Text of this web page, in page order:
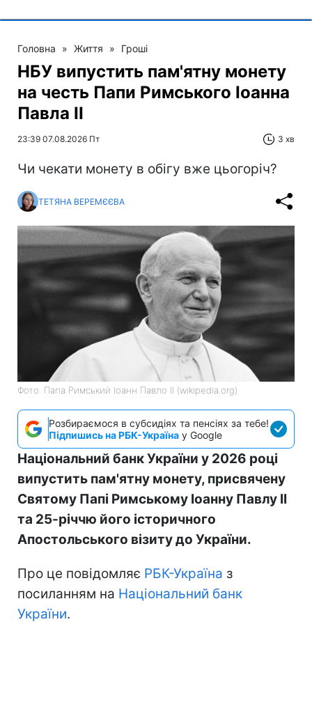
Головна » Життя » Гроші
НБУ випустить пам'ятну монету
на честь Папи Римського Іоанна
Павла II
23:39 07.08.2026 Пт 3 хв
Чи чекати монету в обігу вже цьогоріч?
ТЕТЯНА ВЕРЕМЄЄВА
Фото: Папа Римський Іоанн Павло II (wikipedia.org)
Розбираємося в субсидіях та пенсіях за тебе!
Підпишись на РБК-Україна у Google
Національний банк України у 2026 році
випустить пам'ятну монету, присвячену
Святому Папі Римському Іоанну Павлу II
та 25-річчю його історичного
Апостольського візиту до України.
Про це повідомляє РБК-Україна з
посиланням на Національний банк
України.